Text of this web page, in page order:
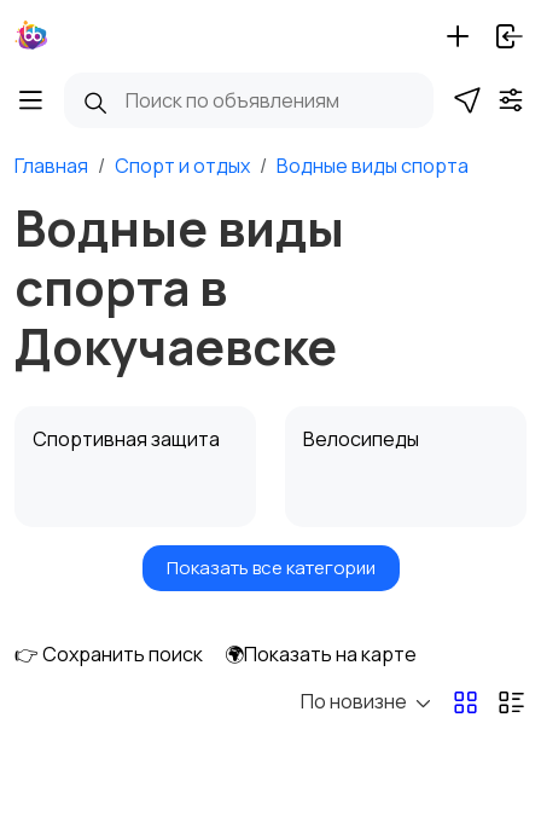
Главная Спорт и отдых Водные виды спорта
Водные виды
спорта в
Докучаевске
Спортивная защита Велосипеды
Самокаты и
Водные виды спорта
Показать все категории
👉 Сохранить поиск
🌍Показать на карте
По новизне